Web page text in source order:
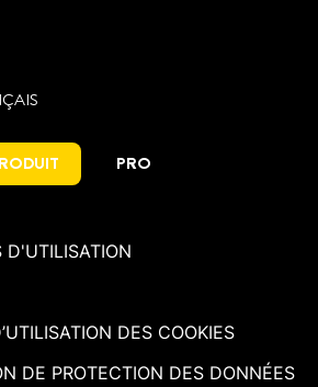
PRO
D'UTILISATION
DES COOKIES
DE PROTECTION DES DONNÉES